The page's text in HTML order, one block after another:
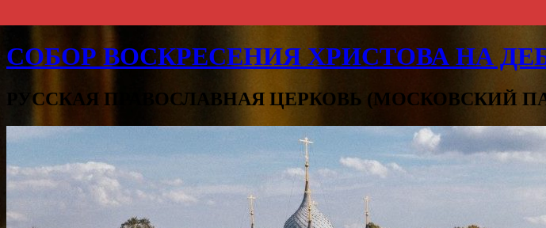
СОБОР ВОСКРЕСЕНИЯ ХРИСТОВА НА
РУССКАЯ ПРАВОСЛАВНАЯ ЦЕРКОВЬ (МОСКОВСКИЙ